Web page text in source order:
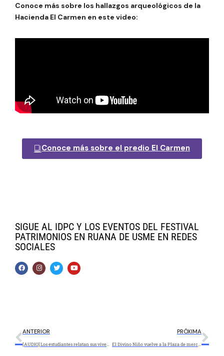
Conoce más sobre los hallazgos arqueológicos de la
Hacienda El Carmen en este video:
Conoce más sobre el predio El Carmen
SIGUE AL IDPC Y LOS EVENTOS DEL FESTIVAL
PATRIMONIOS EN RUANA DE USME EN REDES
SOCIALES
ANTERIOR
[AUDIO] Los estudiantes relatan sus vivencias en el Foro Educativo Distrital 2020
PRÓXIMA
El Divino Niño vuelve a la Plaza de mercado de La Concordia